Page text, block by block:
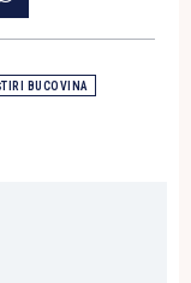
BUCOVINA